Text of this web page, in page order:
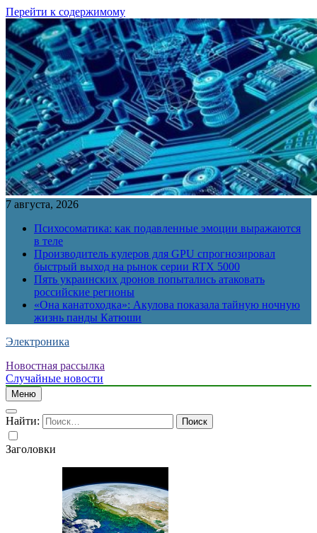
Перейти к содержимому
7 августа, 2026
Психосоматика: как подавленные эмоции выражаются
в теле
Производитель кулеров для GPU спрогнозировал
быстрый выход на рынок серии RTX 5000
Пять украинских дронов попытались атаковать
российские регионы
«Она канатоходка»: Акулова показала тайную ночную
жизнь панды Катюши
Электроника
Новостная рассылка
Случайные новости
Меню
Найти:
Заголовки